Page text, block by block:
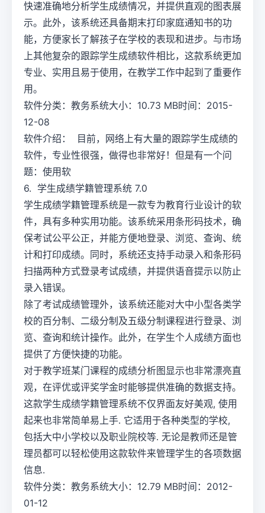
快速准确地分析学生成绩情况，并提供直观的图表展
示。此外，该系统还具备期末打印家庭通知书的功
能，方便家长了解孩子在学校的表现和进步。与市场
上其他复杂的跟踪学生成绩软件相比，这款系统更加
专业、实用且易于使用，在教学工作中起到了重要作
用。
软件分类：教务系统大小：10.73 MB时间：2015-
12-08
软件介绍： 目前，网络上有大量的跟踪学生成绩的
软件，专业性很强，做得也非常好！但是有一个问
题：使用软
6. 学生成绩学籍管理系统 7.0
学生成绩学籍管理系统是一款专为教育行业设计的软
件，具有多种实用功能。该系统采用条形码技术，确
保考试公平公正，并能方便地登录、浏览、查询、统
计和打印成绩。同时，系统还支持手动录入和条形码
扫描两种方式登录考试成绩，并提供语音提示以防止
录入错误。
除了考试成绩管理外，该系统还能对大中小型各类学
校的百分制、二级分制及五级分制课程进行登录、浏
览、查询和统计操作。此外，在学生个人成绩方面也
提供了方便快捷的功能。
对于教学班某门课程的成绩分析图显示也非常漂亮直
观，在评优或评奖学金时能够提供准确的数据支持。
这款学生成绩学籍管理系统不仅界面友好美观, 使用
起来也非常简单易上手. 它适用于各种类型的学校,
包括大中小学校以及职业院校等. 无论是教师还是管
理员都可以轻松使用这款软件来管理学生的各项数据
信息.
软件分类：教务系统大小：12.79 MB时间：2012-
01-12